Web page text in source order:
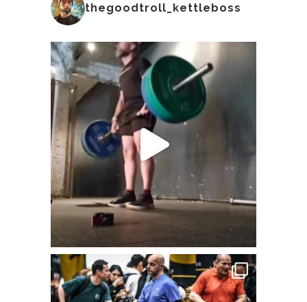
thegoodtroll_kettleboss